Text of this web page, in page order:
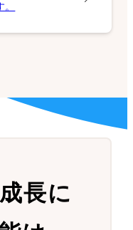
長に